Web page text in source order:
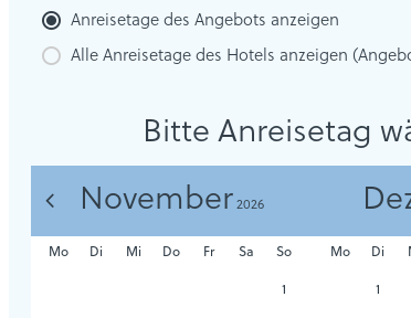
Anreisetage des Angebots anzeigen
Alle Anreisetage des Hotels anzeigen
Bitte Anreisetag
November2026
Mo Di Mi Do Fr Sa
So
1
Mo Di
1